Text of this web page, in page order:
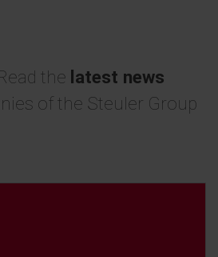
the latest news
of the Steuler Group